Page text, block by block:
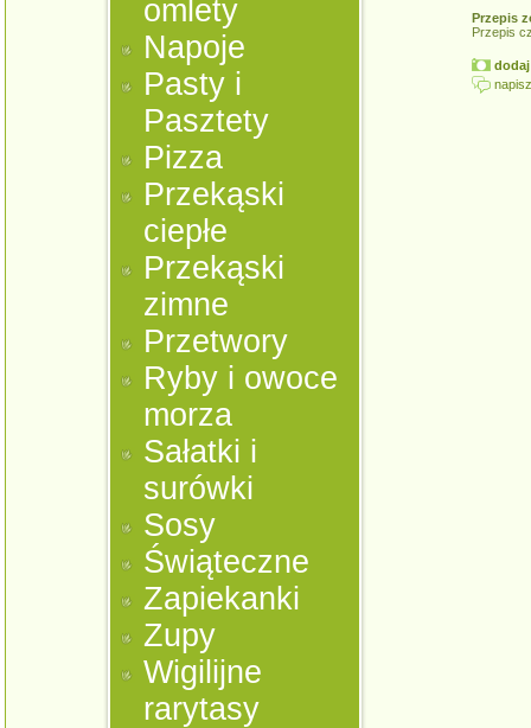
omlety
Napoje
Pasty i
Pasztety
Pizza
Przekąski
ciepłe
Przekąski
zimne
Przetwory
Ryby i owoce
morza
Sałatki i
surówki
Sosy
Świąteczne
Zapiekanki
Zupy
Wigilijne
rarytasy
Przepis
Przepis